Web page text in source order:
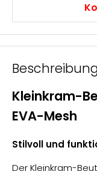
Kleinkram-
EVA-Mesh
Stilvoll und
Der Kleinkram-